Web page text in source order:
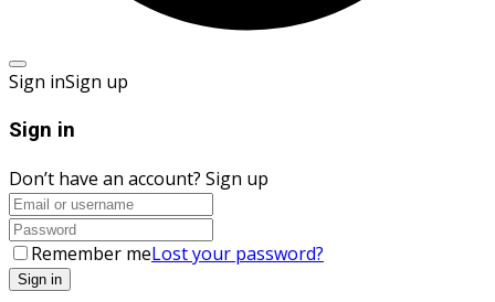
Sign inSign up
Sign in
Don’t have an account? Sign up
Remember meLost your password?